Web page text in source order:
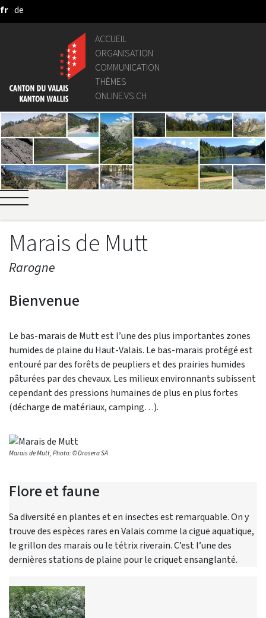
Saut au contenu principal
fr de
ACCUEIL
ORGANISATION
COMMUNICATION
THÈMES
ONLINE.VS.CH
Marais de Mutt
Rarogne
Bienvenue
Le bas-marais de Mutt est l’une des plus importantes zones
humides de plaine du Haut-Valais. Le bas-marais protégé est
entouré par des forêts de peupliers et des prairies humides
pâturées par des chevaux. Les milieux environnants subissent
cependant des pressions humaines de plus en plus fortes
(décharge de matériaux, camping…).
Marais de Mutt, Photo: © Drosera SA
Flore et faune
Sa diversité en plantes et en insectes est remarquable. On y
trouve des espèces rares en Valais comme la ciguë aquatique,
le grillon des marais ou le tétrix riverain. C’est l’une des
dernières stations de plaine pour le criquet ensanglanté.